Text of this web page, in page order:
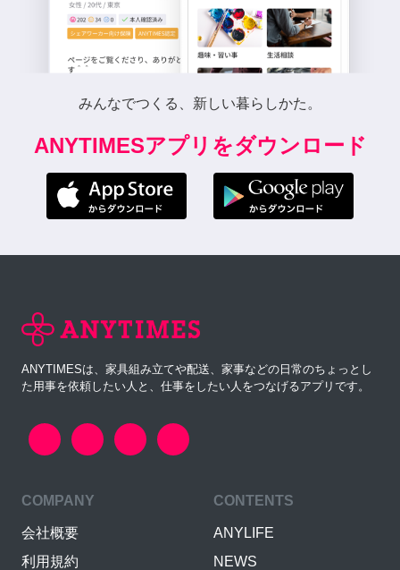
みんなでつくる、新しい暮らしかた。
ANYTIMESアプリをダウンロード
ANYTIMESは、家具組み立てや配送、家事などの日常のちょっとし
た用事を依頼したい人と、仕事をしたい人をつなげるアプリです。
COMPANY
会社概要
利用規約
CONTENTS
ANYLIFE
NEWS